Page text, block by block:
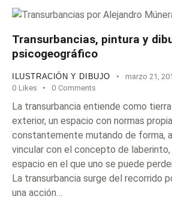
Transurbancias, pintura y
psicogeográfico
ILUSTRACIÓN Y DIBUJO marzo 21,
0 Likes 0 Comments
La transurbancia entiende como
exterior, un espacio con normas
constantemente mutando de forma,
vincular con el concepto de laberinto,
espacio en el que uno se puede
La transurbancia surge del recorrido
una acción…